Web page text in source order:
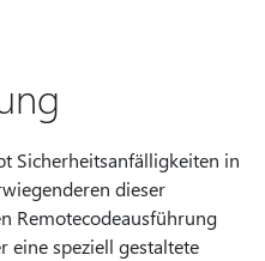
Sicherheitsanfälligkeiten in
dieser
Remotecodeausführung
eine speziell gestaltete